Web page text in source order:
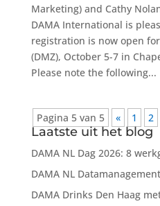
Marketing) and Cathy
DAMA International is
registration is now open
(DMZ), October 5-7 in
Please note the following...
Pagina 5 van 5 « 1 2
Laatste uit het blog
DAMA NL Dag 2026: 8
DAMA NL
DAMA Drinks Den Haag